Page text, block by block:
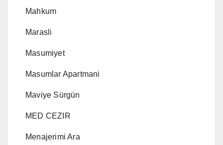
Mahkum
Marasli
Masumiyet
Masumlar Apartmani
Maviye Sürgün
MED CEZIR
Menajerimi Ara